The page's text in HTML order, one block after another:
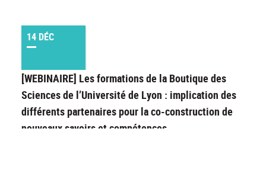
14 DÉC
[WEBINAIRE] Les formations de la Boutique des
Sciences de l’Université de Lyon : implication des
différents partenaires pour la co-construction de
nouveaux savoirs et compétences